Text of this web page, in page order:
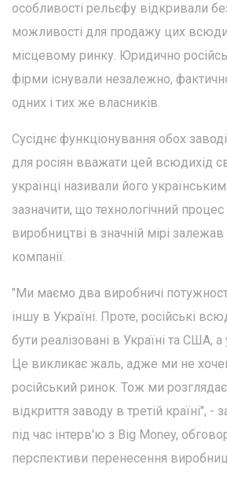
особливості рельєфу відкривали
можливості для продажу цих
місцевому ринку. Юридично
фірми існували незалежно,
одних і тих же власників.
Сусіднє функціонування обох
для росіян вважати цей всюдихід
українці називали його
зазначити, що технологічний
виробництві в значній мірі залежав
компанії.
"Ми маємо два виробничі
іншу в Україні. Проте, російські
бути реалізовані в Україні та США, а
Це викликає жаль, адже ми не
російський ринок. Тож ми
відкриття заводу в третій країні",
під час інтерв'ю з Big Money,
перспективи перенесення